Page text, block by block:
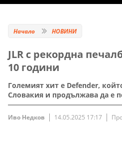
Начало НОВИНИ
JLR с рекордна
10 години
Големият хит е Defender,
Словакия и продължава да е
Иво Недков 14.05.2025 17:17